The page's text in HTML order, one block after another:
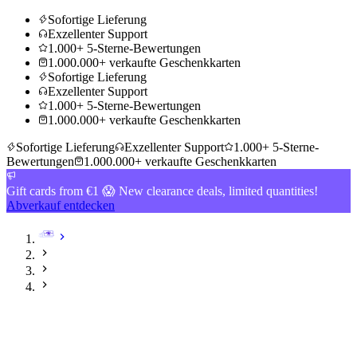
Sofortige Lieferung
Exzellenter Support
1.000+ 5-Sterne-Bewertungen
1.000.000+ verkaufte Geschenkkarten
Sofortige Lieferung
Exzellenter Support
1.000+ 5-Sterne-Bewertungen
1.000.000+ verkaufte Geschenkkarten
Sofortige Lieferung
Exzellenter Support
1.000+ 5-Sterne-
Bewertungen
1.000.000+ verkaufte Geschenkkarten
Gift cards from €1 😱 New clearance deals, limited quantities!
Abverkauf entdecken